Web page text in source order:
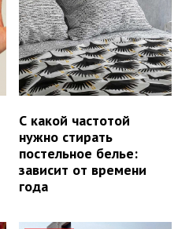
С какой частотой
нужно стирать
постельное белье:
зависит от времени
года